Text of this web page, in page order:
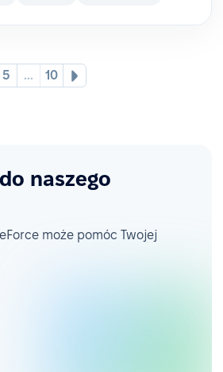
5 ... 10
naszego
może pomóc Twojej